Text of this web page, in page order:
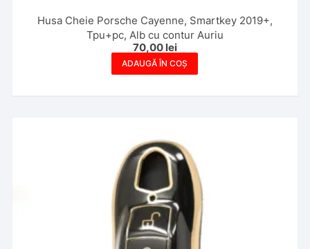
Husa Cheie Porsche Cayenne, Smartkey 2019+,
Tpu+pc, Alb cu contur Auriu
70,00 lei
ADAUGĂ ÎN COȘ